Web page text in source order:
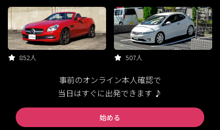
852人 507人
事前のオンライン本人確認で
当日はすぐに出発できます ♪
始める